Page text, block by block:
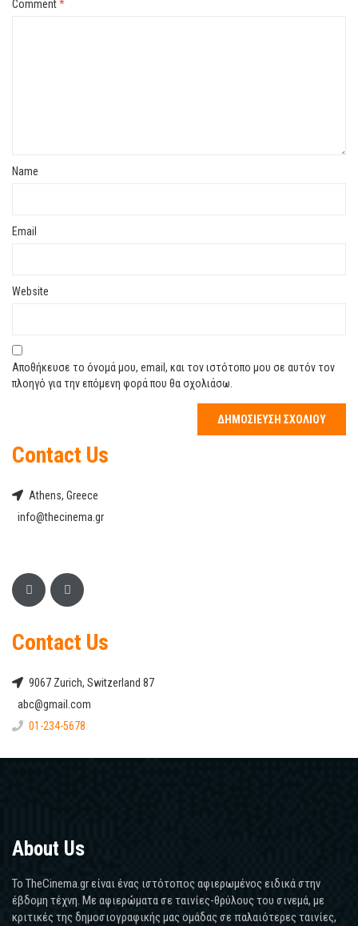
Comment*
Name
Email
Website
Αποθήκευσε το όνομά μου, email, και τον ιστότοπο μου σε αυτόν τον
πλοηγό για την επόμενη φορά που θα σχολιάσω.
Contact Us
Athens, Greece
info@thecinema.gr
Contact Us
9067 Zurich, Switzerland 87
abc@gmail.com
01-234-5678
About Us
Το TheCinema.gr είναι ένας ιστότοπος αφιερωμένος ειδικά στην
έβδομη τέχνη. Με αφιερώματα σε ταινίες-θρύλους του σινεμά, με
κριτικές της δημοσιογραφικής μας ομάδας σε παλαιότερες ταινίες,